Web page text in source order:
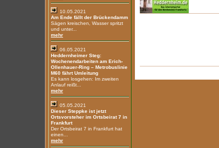
10.05.2021
Am Ende fällt der Brückendamm
Sägen kreischen, Wasser spritzt
und unter...
mehr
06.05.2021
Heddernheimer Steg:
Wochenendarbeiten am Erich-
Ollenhauer-Ring – Metrobuslinie
M60 fährt Umleitung
Es kann losgehen: Im zweiten
Anlauf reißt...
mehr
05.05.2021
Dieser Steppke ist jetzt
Ortsvorsteher im Ortsbeirat 7 in
Frankfurt
Der Ortsbeirat 7 in Frankfurt hat
einen...
mehr